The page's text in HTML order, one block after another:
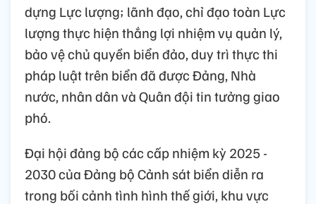
dựng Lực lượng; lãnh đạo, chỉ đạo toàn Lực
lượng thực hiện thắng lợi nhiệm vụ quản lý,
bảo vệ chủ quyền biển đảo, duy trì thực thi
pháp luật trên biển đã được Đảng, Nhà
nước, nhân dân và Quân đội tin tưởng giao
phó.
Đại hội đảng bộ các cấp nhiệm kỳ 2025 -
2030 của Đảng bộ Cảnh sát biển diễn ra
trong bối cảnh tình hình thế giới, khu vực